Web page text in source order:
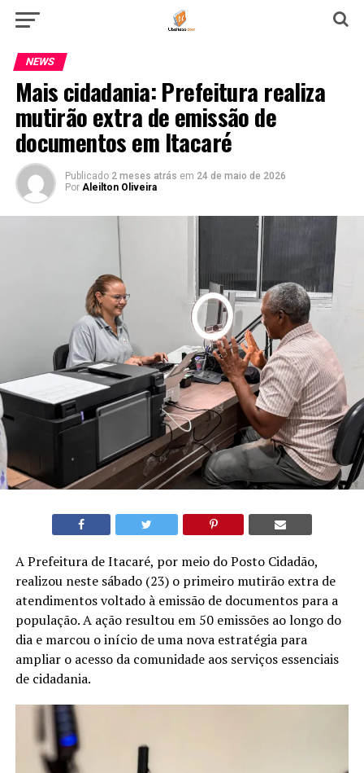
NEWS
Mais cidadania: Prefeitura realiza
mutirão extra de emissão de
documentos em Itacaré
Publicado 2 meses atrás em 24 de maio de 2026
Por Aleilton Oliveira
A Prefeitura de Itacaré, por meio do Posto Cidadão,
realizou neste sábado (23) o primeiro mutirão extra de
atendimentos voltado à emissão de documentos para a
população. A ação resultou em 50 emissões ao longo do
dia e marcou o início de uma nova estratégia para
ampliar o acesso da comunidade aos serviços essenciais
de cidadania.